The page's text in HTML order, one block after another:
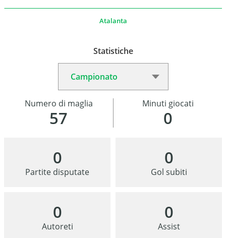
Atalanta
Statistiche
57
Numero di maglia
0
Minuti giocati
0
Partite disputate
0
Gol subiti
0
Autoreti
0
Assist